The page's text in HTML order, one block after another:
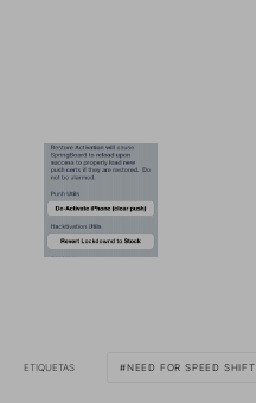
ETIQUETAS NEED FOR SPEED SHIFT